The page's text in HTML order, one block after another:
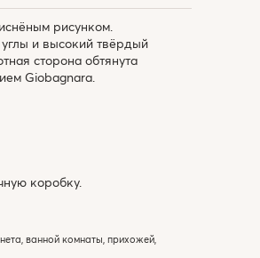
рисунком.
и высокий твёрдый
сторона обтянута
Giobagnara.
коробку.
ванной комнаты, прихожей,